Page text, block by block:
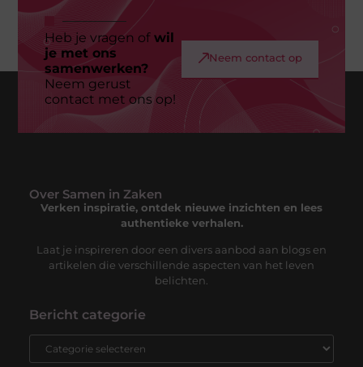
Heb je vragen ofwil
je met ons
samenwerken?
Neem gerust
contact met ons op!
Neem contact op
Over Samen in Zaken
Verken inspiratie, ontdek nieuwe inzichten en lees
authentieke verhalen.
Laat je inspireren door een divers aanbod aan blogs en
artikelen die verschillende aspecten van het leven
belichten.
Bericht categorie